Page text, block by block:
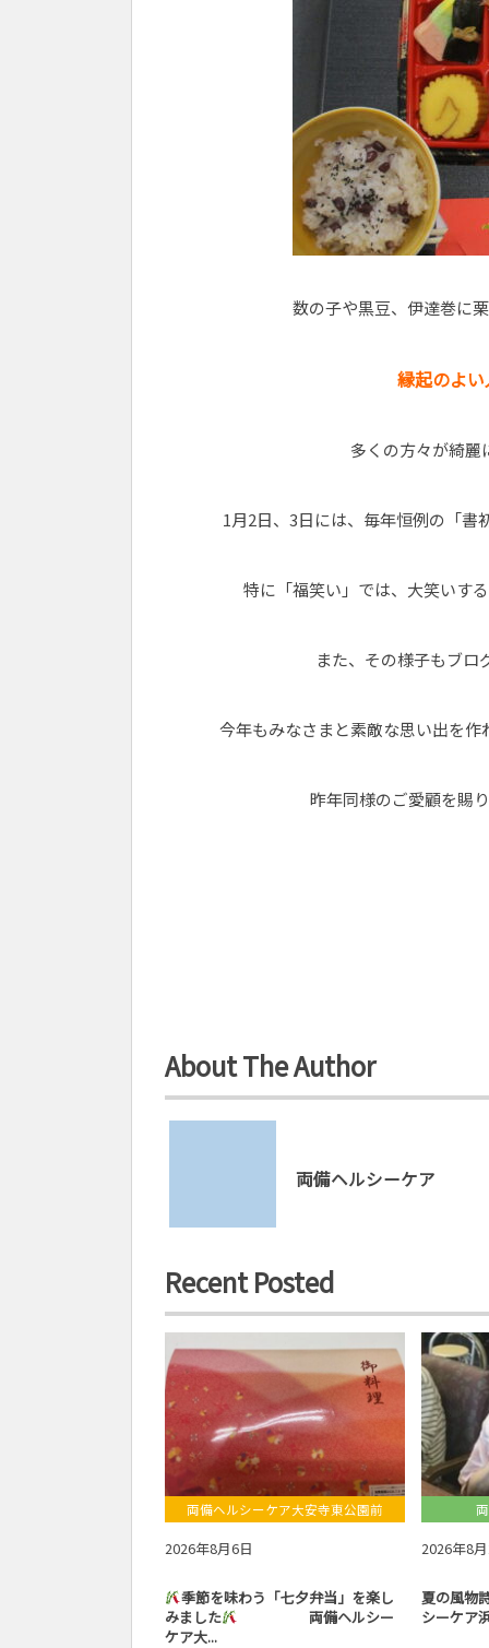
数の子や黒豆、伊達巻に
縁起のよ
多くの方々が綺麗
1月2日、3日には、毎年恒例の「
特に「福笑い」では、大笑いす
また、その様子もブロ
今年もみなさまと素敵な思い出を
昨年同様のご愛顧を賜
About The Author
両備ヘルシーケア
Recent Posted
両備ヘルシーケア大安寺東公園前
2026年8月6日
季節を味わう「七夕弁当」を楽し
みました
両備ヘルシー
ケア大...
2026年8
夏の風物
シーケア